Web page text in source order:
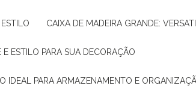
CAIXA DE MADEIRA GRANDE:
E ESTILO PARA SUA DECORAÇÃO
IDEAL PARA ARMAZENAMENTO E